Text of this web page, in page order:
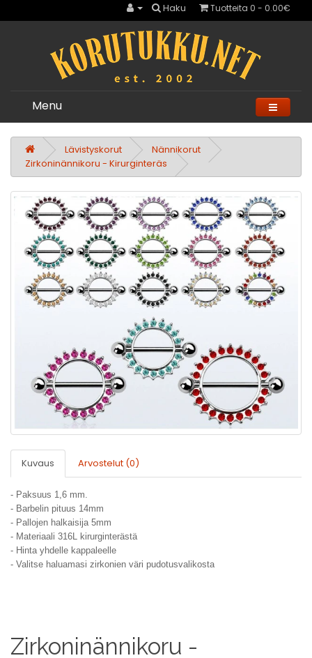
Haku Tuotteita 0 - 0.00€
Menu
Lävistyskorut
Nännikorut
Zirkoninännikoru - Kirurginteräs
Kuvaus Arvostelut (0)
- Paksuus 1,6 mm.
- Barbelin pituus 14mm
- Pallojen halkaisija 5mm
- Materiaali 316L kirurginterästä
- Hinta yhdelle kappaleelle
- Valitse haluamasi zirkonien väri pudotusvalikosta
Zirkoninännikoru -